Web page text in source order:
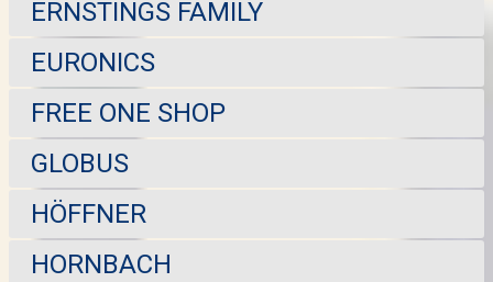
ERNSTINGS FAMILY
EURONICS
FREE ONE SHOP
GLOBUS
HÖFFNER
HORNBACH